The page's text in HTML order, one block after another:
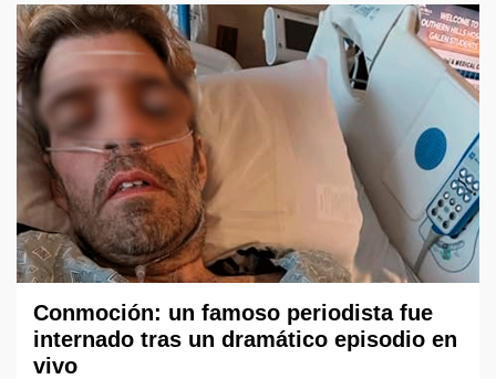
Conmoción: un famoso periodista fue
internado tras un dramático episodio en
vivo